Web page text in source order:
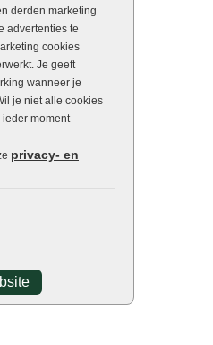
derden marketing
advertenties te
cookies
Je geeft
wanneer je
je niet alle cookies
moment
privacy- en